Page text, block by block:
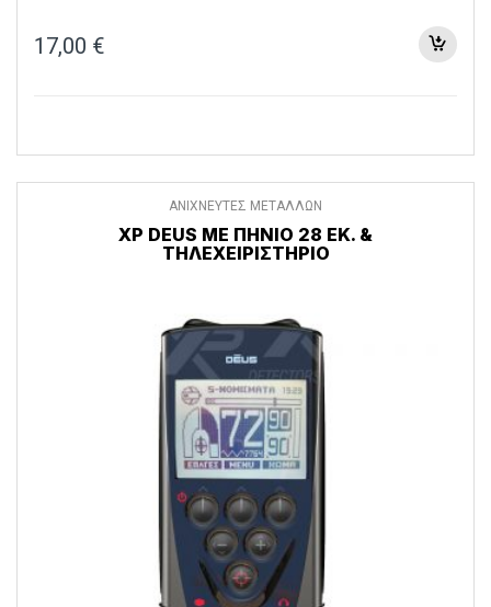
17,00 €
ΑΝΙΧΝΕΥΤΕΣ ΜΕΤΑΛΛΩΝ
XP DEUS ΜΕ ΠΗΝΊΟ 28 ΕΚ. &
ΤΗΛΕΧΕΙΡΙΣΤΉΡΙΟ